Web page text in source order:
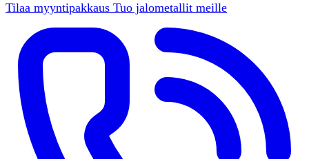
Tilaa myyntipakkaus Tuo jalometallit meille